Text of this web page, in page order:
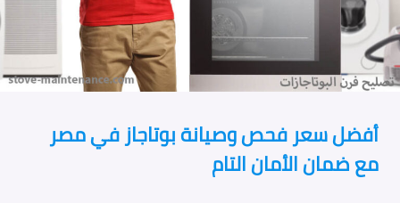
أفضل سعر فحص وصيانة بوتاجاز في مصر
مع ضمان الأمان التام